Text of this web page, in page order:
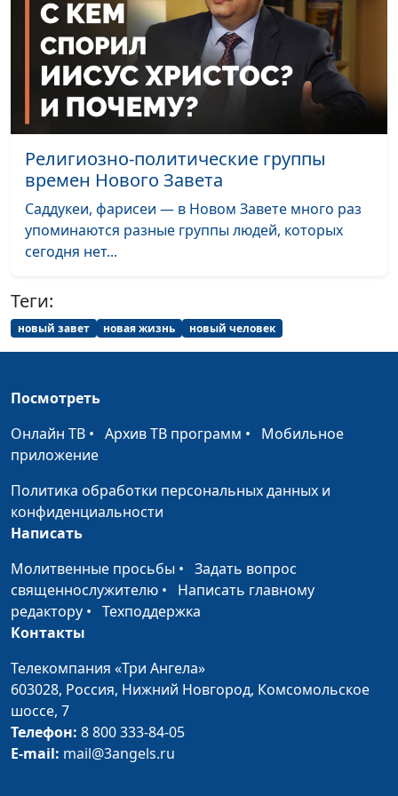
священнослужитель
Мудрое духовное
воспитание детей
Александр Синицын,
священнослужитель
Индивидуализм и
эгоизм
священнослужитель
Пять стадий мотивации
в служении
Александр Синицын,
Если Христос не
воскрес...
Александр Синицын,
Рождение свыше: как
Бог преобразует
человека
обмануть?
Евангелие для всех и
каждого
Сергей Титовский,
На что способна
сильная вера
Александр Синицын,
Вечеря в адвентистской
традиции
священнослужитель
Что Библия говорит о
женской красоте?
Александр Синицын,
Почему первые
христиане не
праздновали
Рождество?
священнослужитель
Озарение от Бога для
Религиозно-политические группы
времен Нового Завета
Саддукеи, фарисеи — в Новом Завете много раз
упоминаются разные группы людей, которых
сегодня нет...
Теги:
новый завет новая жизнь новый человек
Посмотреть
Онлайн ТВ • Архив ТВ программ • Мобильное
приложение
Политика обработки персональных данных и
конфиденциальности
Написать
Молитвенные просьбы • Задать вопрос
священнослужителю • Написать главному
редактору • Техподдержка
Контакты
Телекомпания «Три Ангела»
603028, Россия, Нижний Новгород, Комсомольское
шоссе, 7
Телефон: 8 800 333-84-05
E-mail: mail@3angels.ru